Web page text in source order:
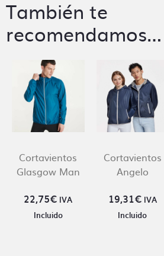
También te
recomendamos…
Cortavientos
Glasgow Man
22,75€ IVA
Incluido
Cortavientos
Angelo
19,31€ IVA
Incluido